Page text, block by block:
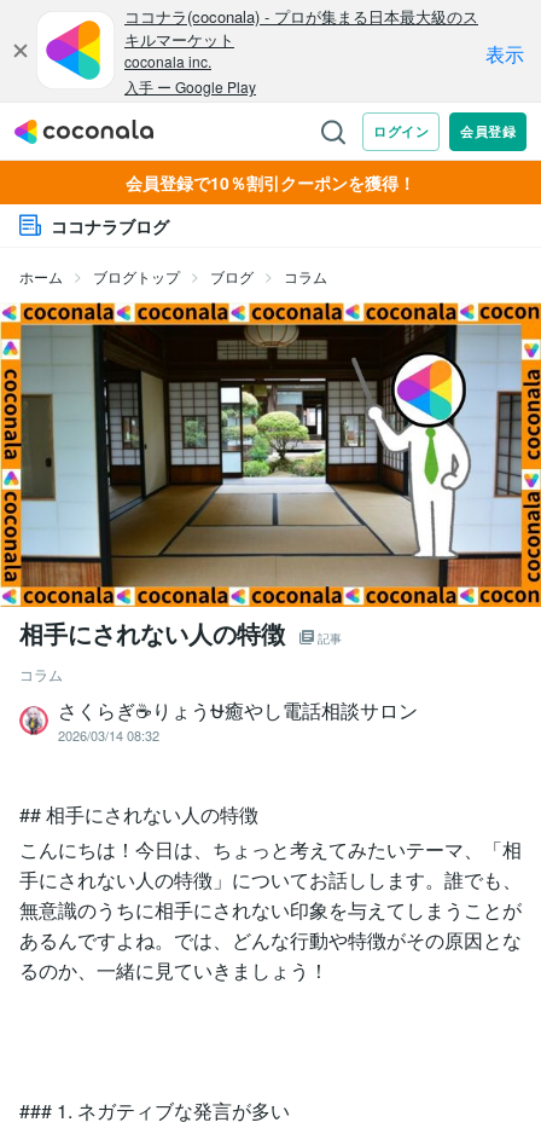
会員登録で10％割引クーポンを獲得！
ココナラブログ
ホーム ブログトップ ブログ コラム
相手にされない人の特徴 記事
コラム
さくらぎ☕りょう⛎癒やし電話相談サロン
2026/03/14 08:32
## 相手にされない人の特徴
こんにちは！今日は、ちょっと考えてみたいテーマ、「相
手にされない人の特徴」についてお話しします。誰でも、
無意識のうちに相手にされない印象を与えてしまうことが
あるんですよね。では、どんな行動や特徴がその原因とな
るのか、一緒に見ていきましょう！
### 1. ネガティブな発言が多い